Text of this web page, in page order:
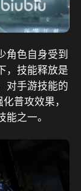
角色自身受到
，技能释放是
对手游技能的
普攻效果，
之一。